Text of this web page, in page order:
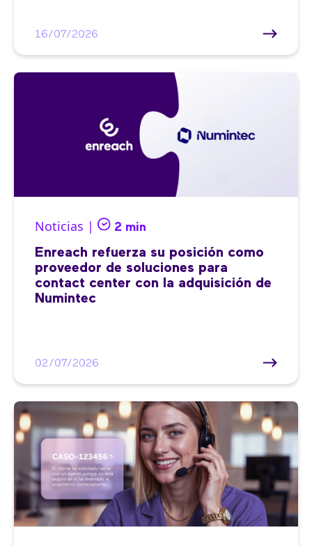
16/07/2026
Noticias | 2 min
Enreach refuerza su posición como
proveedor de soluciones para
contact center con la adquisición de
Numintec
02/07/2026